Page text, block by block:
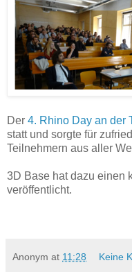
Der 4. Rhino Day an der
statt und sorgte für
Teilnehmern aus aller
3D Base hat dazu einen
veröffentlicht.
Anonym at 11:28 Keine